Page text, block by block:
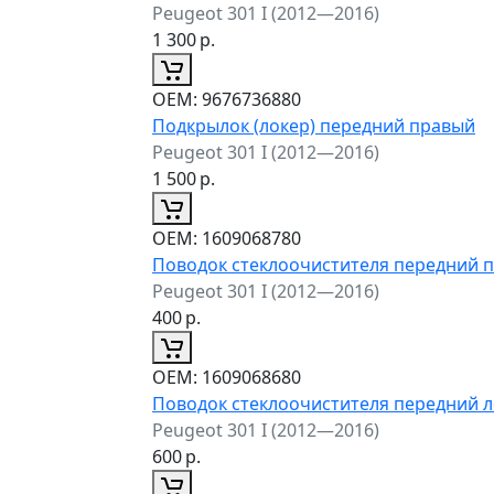
Peugeot 301 I (2012—2016)
1 300р.
ОЕМ: 9676736880
Подкрылок (локер) передний правый
Peugeot 301 I (2012—2016)
1 500р.
ОЕМ: 1609068780
Поводок стеклоочистителя передний
Peugeot 301 I (2012—2016)
400р.
ОЕМ: 1609068680
Поводок стеклоочистителя передний
Peugeot 301 I (2012—2016)
600р.